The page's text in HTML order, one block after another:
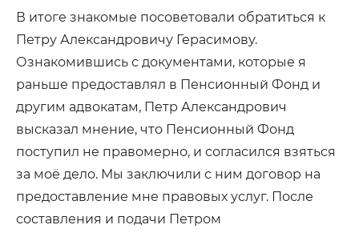
В итоге знакомые посоветовали обратиться к
Петру Александровичу Герасимову.
Ознакомившись с документами, которые я
раньше предоставлял в Пенсионный Фонд и
другим адвокатам, Петр Александрович
высказал мнение, что Пенсионный Фонд
поступил не правомерно, и согласился взяться
за моё дело. Мы заключили с ним договор на
предоставление мне правовых услуг. После
составления и подачи Петром